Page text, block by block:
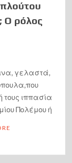
Ο ρόλος
γελαστά,
τους ιππασία
Πολέμου ή